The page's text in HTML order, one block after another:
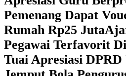
Pemenang Dapat
Rumah Rp25 Juta
Pegawai Terfavorit
Tuai Apresiasi